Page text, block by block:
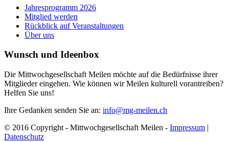
Jahresprogramm 2026
Mitglied werden
Rückblick auf Veranstaltungen
Über uns
Wunsch und Ideenbox
Die Mittwochgesellschaft Meilen möchte auf die Bedürfnisse ihrer
Mitglieder eingehen. Wie können wir Meilen kulturell vorantreiben?
Helfen Sie uns!
Ihre Gedanken senden Sie an: info@mg-meilen.ch
© 2016 Copyright - Mittwochgesellschaft Meilen - Impressum |
Datenschutz